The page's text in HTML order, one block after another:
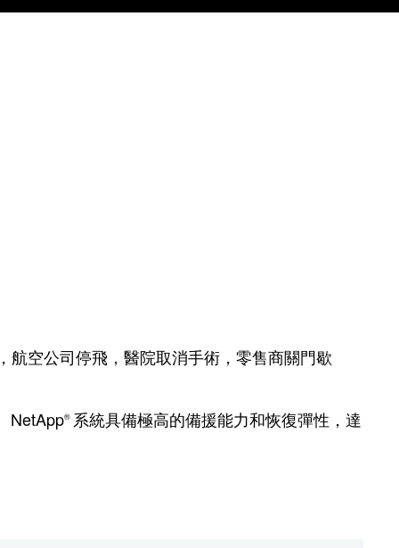
空公司停飛，醫院取消手術，零售商關門歇
NetApp® 系統具備極高的備援能力和恢復彈性，達